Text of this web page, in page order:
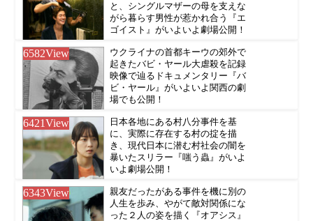
と、シングルマザーの母を支えな
がら暮らす男性が惹かれ合う『エ
ゴイスト』がいよいよ劇場公開！
6582View
ウクライナの首都キーウの郊外で
起きたバビ・ヤール大虐殺を記録
映像で辿るドキュメンタリー『バ
ビ・ヤール』がいよいよ関西の劇
場でも公開！
6421View
日本各地にある村八分事件を基
に、実際に存在する村の掟を描
き、現代日本に潜む村社会の闇を
暴いたスリラー『嗤う蟲』がいよ
いよ劇場公開！
6343View
親友だったがある事件を機に別の
人生を歩み、やがて敵対関係にな
った２人の姿を描く『オアシス』